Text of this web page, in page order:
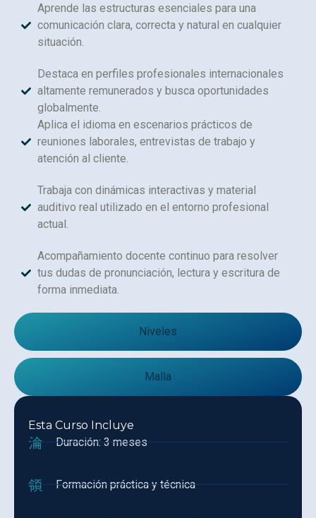
Niveles
Malla
Aprende las estructuras esenciales para una
comunicación clara, correcta y natural en cualquier
situación.
Destaca en perfiles profesionales internacionales
altamente remunerados y busca oportunidades
globalmente.
Aplica el idioma en escenarios prácticos de
reuniones laborales, entrevistas de trabajo y
atención al cliente.
Trabaja con dinámicas interactivas y material
auditivo real utilizado en el entorno profesional
actual.
Acompañamiento docente continuo para resolver
tus dudas de pronunciación, lectura y escritura de
forma inmediata.
Esta Curso Incluye
Duración: 3 meses
Formación práctica y técnica